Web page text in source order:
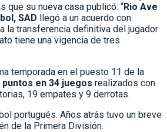
que su nueva casa publicó: “Rio Ave
SAD llegó a un acuerdo con
la transferencia definitiva del jugador
tiene una vigencia de tres
temporada en el puesto 11 de la
en 34 juegos realizados con
19 empates y 9 derrotas.
portugués. Años atrás tuvo un breve
de la Primera División.